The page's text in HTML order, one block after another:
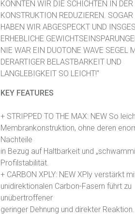
KONNTEN WIR DIE SCHICHTEN IN DER
KONSTRUKTION REDUZIEREN.
HABEN WIR ABGESPECKT UND
ERHEBLICHE
NIE WAR EIN DUOTONE WAVE SEGEL
DERARTIGER BELASTBARKEIT UND
LANGLEBIGKEIT SO LEICHT!"
KEY FEATURES
+ STRIPPED TO THE MAX: NEW So
Membrankonstruktion, ohne deren
Nachteile
in Bezug auf Haltbarkeit und
Profilstabilität.
+ CARBON XPLY: NEW XPly verstärkt
unidirektionalen Carbon-Fasern führt zu
unübertroffener
geringer Dehnung und direkter Reaktion.